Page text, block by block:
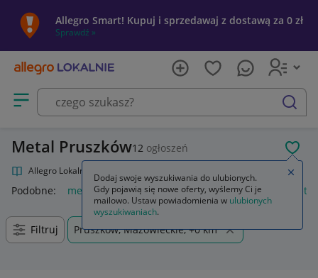
Allegro Smart! Kupuj i sprzedawaj z dostawą za 0 zł
Sprawdź »
Otwórz menu z kategoriami
szukaj
Metal Pruszków12 ogłoszeń
Allegro Lokalnie
Podobne: metal metal guard regał metalowy loreal
Filtruj Pruszków, Mazowieckie, +0 km
Dodaj swoje wyszukiwania do ulubionych.
Gdy pojawią się nowe oferty, wyślemy Ci je
mailowo. Ustaw powiadomienia w ulubionych
wyszukiwaniach.